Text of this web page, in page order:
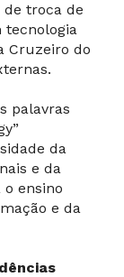
troca de
tecnologia
Cruzeiro do
palavras
da
e da
ensino
e da